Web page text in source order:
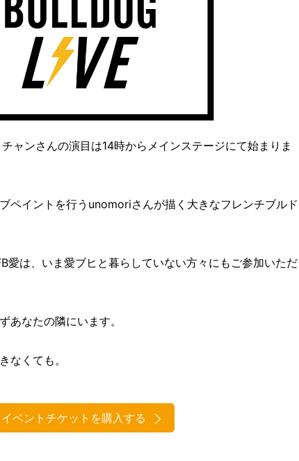
ャンさんの演目は14時からメインステージにて始まりま
ペイントを行うunomoriさんが描く大きなフレンチブルド
愛は、いま愛ブヒと暮らしていない方々にもご参加いただ
あなたの隣にいます。
なくても。
イベントチケットを購入する